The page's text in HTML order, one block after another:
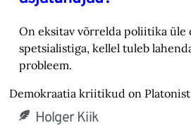
On eksitav võrrelda poliitika üle
spetsialistiga, kellel tuleb
probleem.
Demokraatia kriitikud on
Holger Kiik